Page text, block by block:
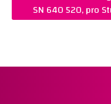
REMARKS :Preis auf
SN 640 520, pro
REMARKS :Preis auf